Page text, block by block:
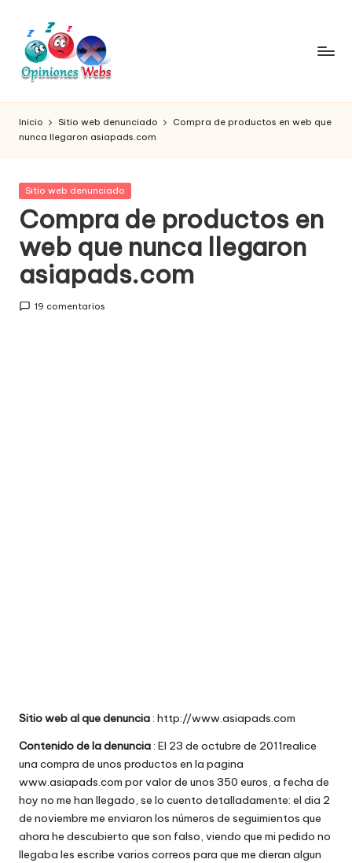
Saltar
contenido
O
pi
ni
o
n
e
s,
c
o
w
e
b
s
compra
online,
comprar
seguro
por
internet,
conoce
no
Inicio Sitio web denunciado
Compra de productos en web que
nunca llegaron asiapads.com
Publicada
Sitio web denunciado
Compra de productos en
web que nunca llegaron
asiapads.com
19 comentarios
Sitio web al que denuncia: http://www.asiapads.com
Contenido de la denuncia: El 23 de octubre de 2011realice
una compra de unos productos en la pagina
www.asiapads.com por valor de unos 350 euros, a fecha de
hoy no me han llegado, se lo cuento detalladamente: el dia 2
de noviembre me enviaron los números de seguimientos que
ahora he descubierto que son falso, viendo que mi pedido no
llegaba les escribe varios correos para que me dieran algun